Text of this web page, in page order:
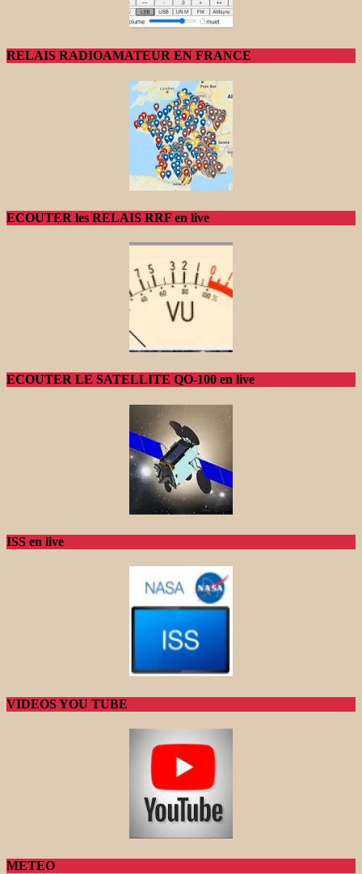
RELAIS RADIOAMATEUR EN FRANCE
ECOUTER les RELAIS RRF en live
ECOUTER LE SATELLITE QO-100 en live
ISS en live
VIDEOS YOU TUBE
METEO